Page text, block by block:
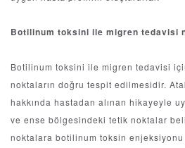
Botilinum toksini ile migren tedavisi
Botilinum toksini ile migren tedavisi
noktaların doğru tespit edilmesidir.
hakkında hastadan alınan hikayeyle
ve ense bölgesindeki tetik noktalar
noktalara botilinum toksin enjeksiyonu